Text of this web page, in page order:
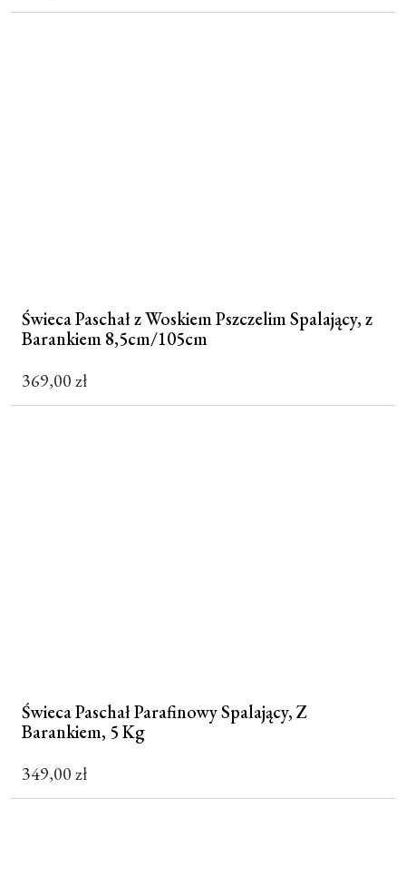
Świeca Paschał z Woskiem Pszczelim Spalający, z
Barankiem 8,5cm/105cm
369,00zł
Świeca Paschał Parafinowy Spalający, Z
Barankiem, 5 Kg
349,00zł